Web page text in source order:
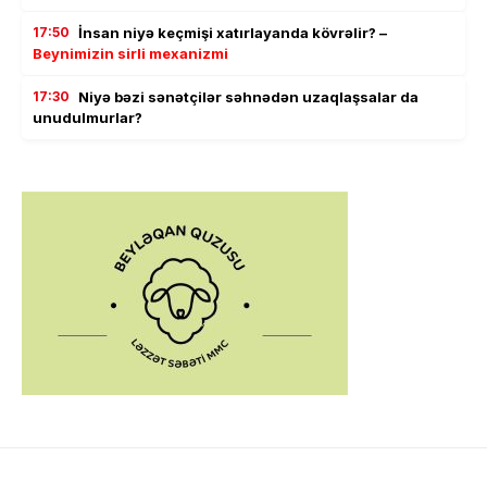
17:50 İnsan niyə keçmişi xatırlayanda kövrəlir? –
Beynimizin sirli mexanizmi
17:30
Niyə bəzi sənətçilər səhnədən uzaqlaşsalar da
unudulmurlar?